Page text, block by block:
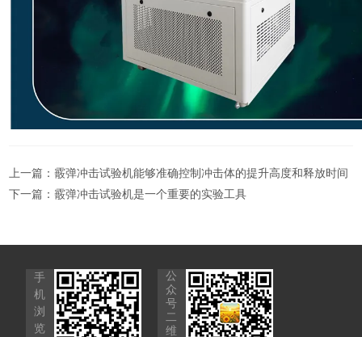
上一篇：霰弹冲击试验机能够准确控制冲击体的提升高度和释放时间
下一篇：霰弹冲击试验机是一个重要的实验工具
手
机
浏
览
公
众
号
二
维